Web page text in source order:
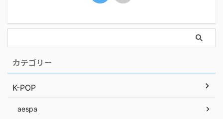
カテゴリー
K-POP
aespa